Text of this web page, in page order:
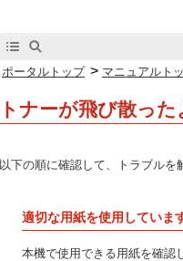
ポータルトップ > マニュアルト
トナーが飛び散っ
以下の順に確認して、トラブルを
適切な用紙を使用していま
本機で使用できる用紙を確認